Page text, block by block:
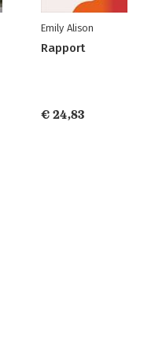
Emily Alison
Rapport
€ 24,83